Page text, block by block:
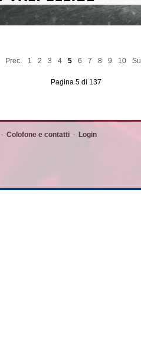
Prec. 1 2 3 4 5 6 7 8 9 10
Pagina 5 di 137
Colofone e contatti Login